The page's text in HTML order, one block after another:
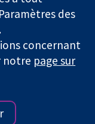
caritative (n°
par garantie (n°
de Galles. Numéro
de
des
concernant
notre page sur